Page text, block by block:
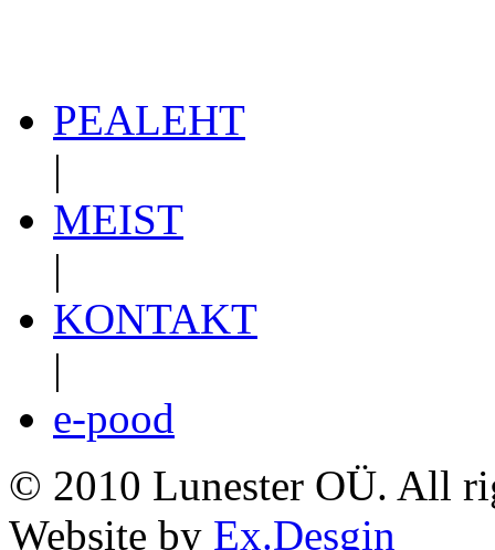
PEALEHT
|
MEIST
|
KONTAKT
|
e-pood
© 2010 Lunester OÜ. All
Website by Ex.Desgin